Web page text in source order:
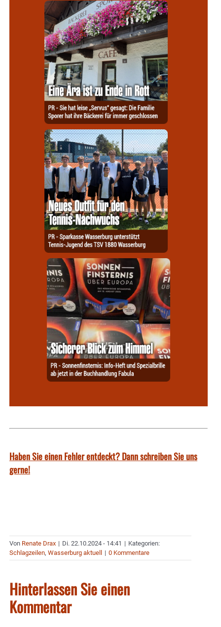
Haben Sie einen Fehler entdeckt? Dann schreiben Sie uns
gerne!
Von Renate Drax | Di. 22.10.2024 - 14:41 | Kategorien:
Schlagzeilen, Wasserburg aktuell | 0 Kommentare
Hinterlassen Sie einen
Kommentar